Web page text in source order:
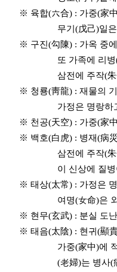
※ 육합(六合) : 가중(家
무기(戊己)일은 타인
※ 구진(勾陳) : 가옥 중
또 가족에 리병(罹病)
삼전에 주작(朱雀)
※ 청룡(靑龍) : 재물의
가정은 명랑하고 자손
※ 천공(天空) : 가중(家
※ 백호(白虎) : 병재(病
삼전에 주작(朱雀) 구
이 신상에 질병이
※ 태상(太常) : 가정은
여명(女命)은 외가의
※ 현무(玄武) : 분실 도
※ 태음(太陰) : 현귀(顯
가중(家中)에 적재(積
(老婦)는 병사(病